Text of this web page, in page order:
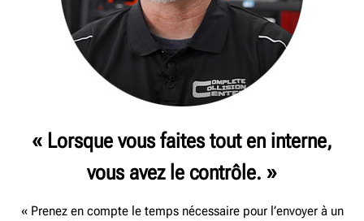
« Lorsque vous faites tout en interne,
vous avez le contrôle. »
« Prenez en compte le temps nécessaire pour l’envoyer à un